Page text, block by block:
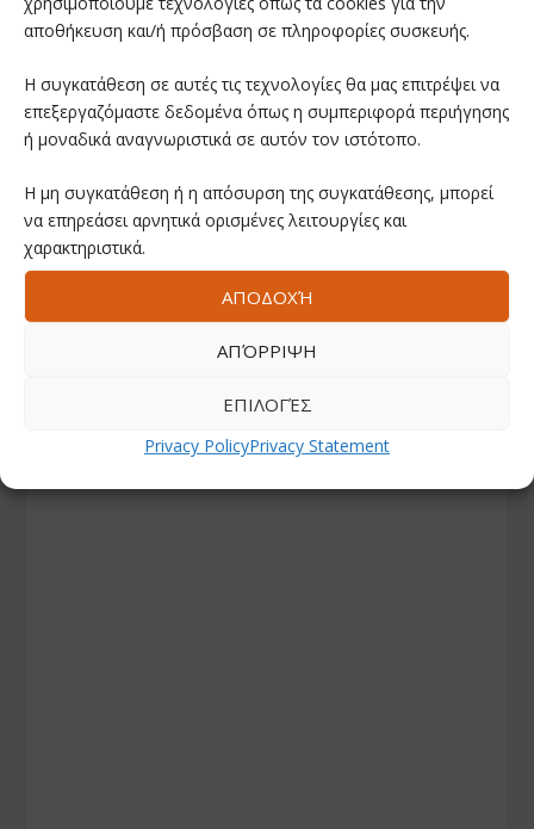
αποθήκευση και/ή πρόσβαση σε πληροφορίες συσκευής.
Η συγκατάθεση σε αυτές τις τεχνολογίες θα μας επιτρέψει να
επεξεργαζόμαστε δεδομένα όπως η συμπεριφορά περιήγησης
ή μοναδικά αναγνωριστικά σε αυτόν τον ιστότοπο.
Η μη συγκατάθεση ή η απόσυρση της συγκατάθεσης, μπορεί
να επηρεάσει αρνητικά ορισμένες λειτουργίες και
χαρακτηριστικά.
ΑΠΟΔΟΧΉ
ΑΠΌΡΡΙΨΗ
ΕΠΙΛΟΓΈΣ
Privacy PolicyPrivacy Statement